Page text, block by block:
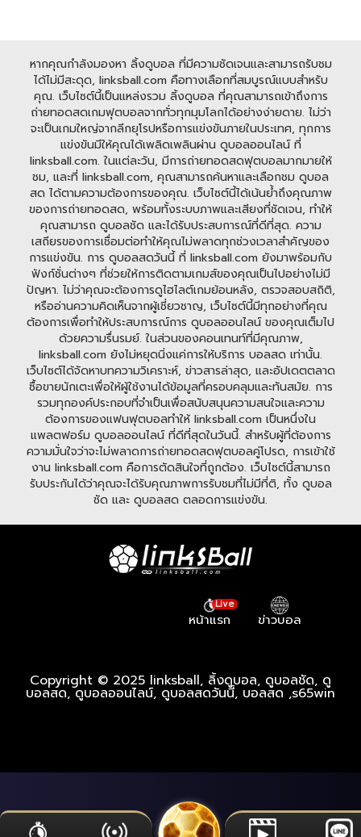
หากคุณกำลังมองหา ลิ้งดูบอล ที่มีความชัดเจนและสามารถรับชม
ได้ไม่มีสะดุด, linksball.com คือทางเลือกที่สมบูรณ์แบบสำหรับ
คุณ. เว็บไซต์นี้เป็นแหล่งรวม ลิ้งดูบอล ที่คุณสามารถเข้าถึงการ
ถ่ายทอดสดเกมฟุตบอลจากทั่วทุกมุมโลกได้อย่างง่ายดาย. ไม่ว่า
จะเป็นเกมใหญ่จากลีกยุโรปหรือการแข่งขันภายในประเทศ, ทุกการ
แข่งขันมีให้คุณได้เพลิดเพลินผ่าน ดูบอลออนไลน์ ที่
linksball.com. ในแต่ละวัน, มีการถ่ายทอดสดฟุตบอลมากมายให้
ชม, และที่ linksball.com, คุณสามารถค้นหาและเลือกชม ดูบอล
สด ได้ตามความต้องการของคุณ. เว็บไซต์นี้ได้เน้นย้ำถึงคุณภาพ
ของการถ่ายทอดสด, พร้อมทั้งระบบภาพและเสียงที่ชัดเจน, ทำให้
คุณสามารถ ดูบอลชัด และได้รับประสบการณ์ที่ดีที่สุด. ความ
เสถียรของการเชื่อมต่อทำให้คุณไม่พลาดทุกช่วงเวลาสำคัญของ
การแข่งขัน. การ ดูบอลสดวันนี้ ที่ linksball.com ยังมาพร้อมกับ
ฟังก์ชั่นต่างๆ ที่ช่วยให้การติดตามเกมส์ของคุณเป็นไปอย่างไม่มี
ปัญหา. ไม่ว่าคุณจะต้องการดูไฮไลต์เกมย้อนหลัง, ตรวจสอบสถิติ,
หรืออ่านความคิดเห็นจากผู้เชี่ยวชาญ, เว็บไซต์นี้มีทุกอย่างที่คุณ
ต้องการเพื่อทำให้ประสบการณ์การ ดูบอลออนไลน์ ของคุณเต็มไป
ด้วยความรื่นรมย์. ในส่วนของคอนเทนท์ที่มีคุณภาพ,
linksball.com ยังไม่หยุดนิ่งแค่การให้บริการ บอลสด เท่านั้น.
เว็บไซต์ได้จัดหาบทความวิเคราะห์, ข่าวสารล่าสุด, และอัปเดตตลาด
ซื้อขายนักเตะเพื่อให้ผู้ใช้งานได้ข้อมูลที่ครอบคลุมและทันสมัย. การ
รวมทุกองค์ประกอบที่จำเป็นเพื่อสนับสนุนความสนใจและความ
ต้องการของแฟนฟุตบอลทำให้ linksball.com เป็นหนึ่งใน
แพลตฟอร์ม ดูบอลออนไลน์ ที่ดีที่สุดในวันนี้. สำหรับผู้ที่ต้องการ
ความมั่นใจว่าจะไม่พลาดการถ่ายทอดสดฟุตบอลคู่โปรด, การเข้าใช้
งาน linksball.com คือการตัดสินใจที่ถูกต้อง. เว็บไซต์นี้สามารถ
รับประกันได้ว่าคุณจะได้รับคุณภาพการรับชมที่ไม่มีที่ติ, ทั้ง ดูบอล
ชัด และ ดูบอลสด ตลอดการแข่งขัน.
ข่าวบอล
Live
หน้าแรก
Copyright © 2025 linksball, ลิ้งดูบอล, ดูบอลชัด, ดู
บอลสด, ดูบอลออนไลน์, ดูบอลสดวันนี้, บอลสด ,s65win